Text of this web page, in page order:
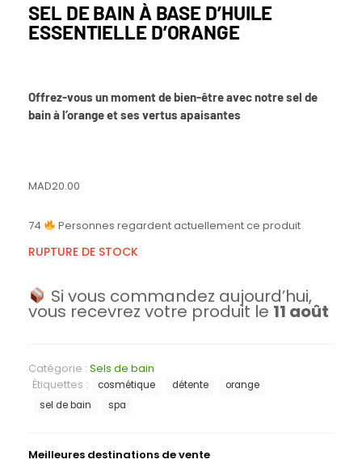
SEL DE BAIN À BASE D’HUILE
ESSENTIELLE D’ORANGE
Offrez-vous un moment de bien-être avec notre sel de
bain à l’orange et ses vertus apaisantes
MAD20.00
74 Personnes regardent actuellement ce produit
RUPTURE DE STOCK
Si vous commandez aujourd’hui,
vous recevrez votre produit le 11 août
Catégorie : Sels de bain
Étiquettes :
cosmétique détente
orange
sel de bain
spa
Meilleures destinations de vente